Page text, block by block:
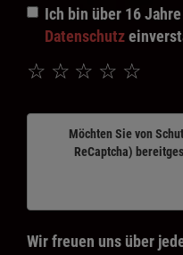
Ich bin über 16
Datenschutz
☆
☆
☆
☆
☆
Möchten Sie von
ReCaptcha)
Wir freuen uns über